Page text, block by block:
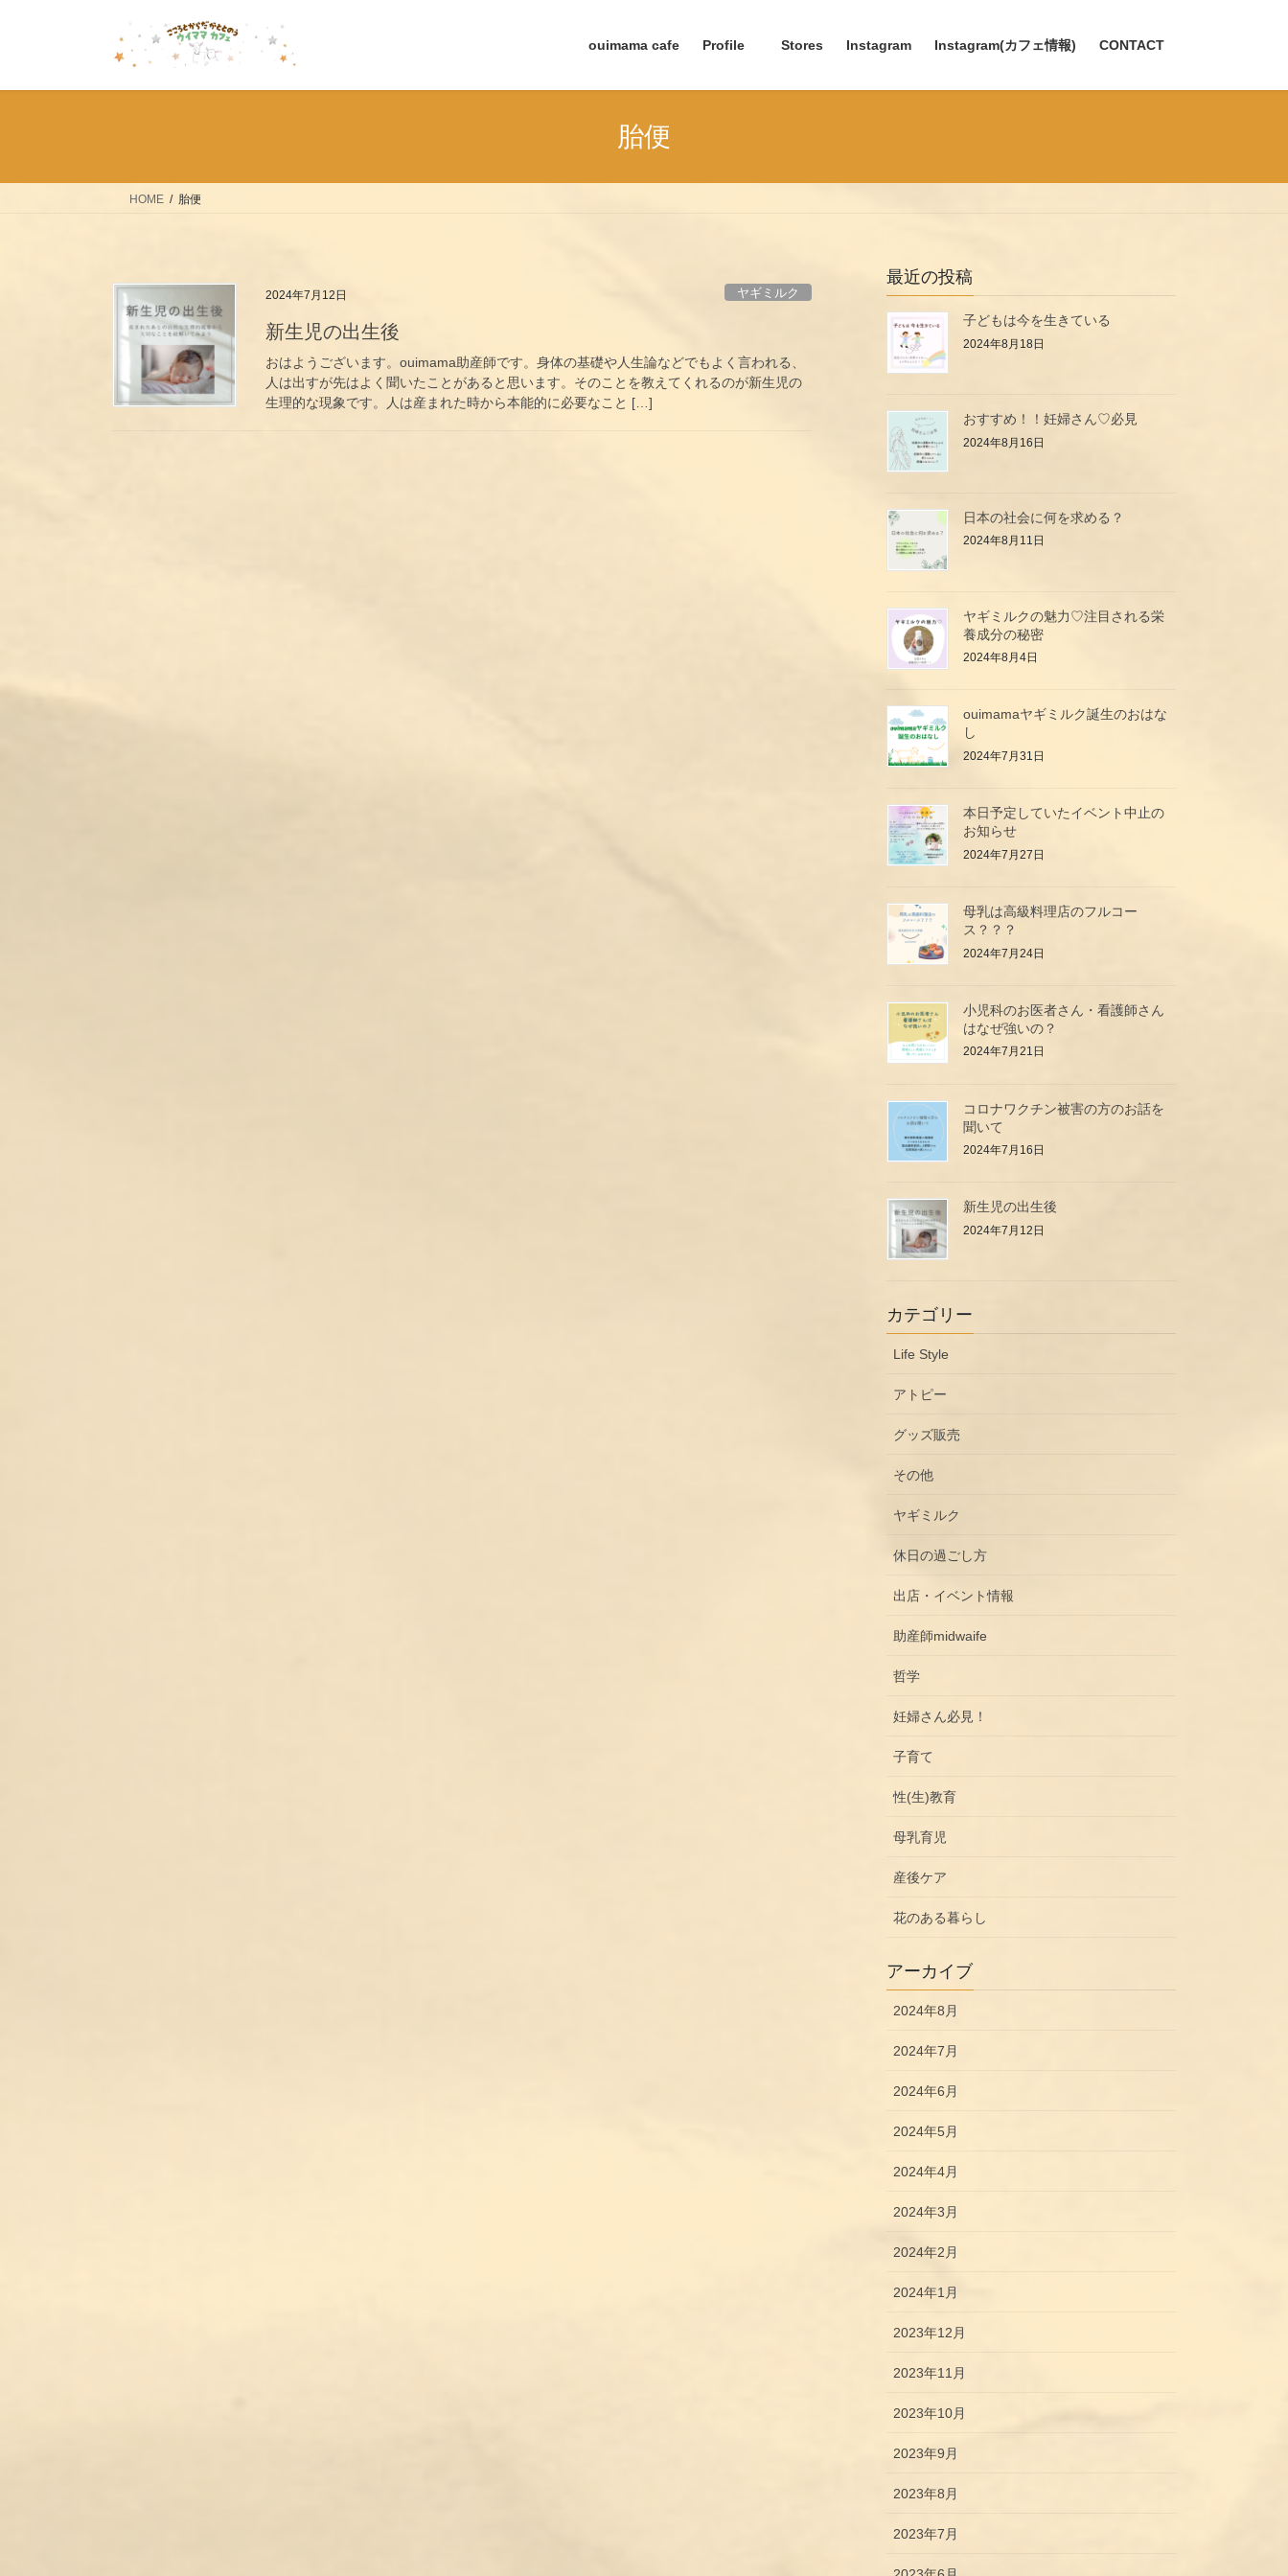
ouimama cafe Profile Stores Instagram Instagram(カフェ情報) CONTACT
胎便
HOME 胎便
2024年7月12日 ヤギミルク
新生児の出生後
おはようございます。ouimama助産師です。身体の基礎や人生論などでもよく言われる、
人は出すが先はよく聞いたことがあると思います。そのことを教えてくれるのが新生児の
生理的な現象です。人は産まれた時から本能的に必要なこと […]
最近の投稿
子どもは今を生きている
2024年8月18日
おすすめ！！妊婦さん♡必見
2024年8月16日
日本の社会に何を求める？
2024年8月11日
ヤギミルクの魅力♡注目される栄
養成分の秘密
2024年8月4日
ouimamaヤギミルク誕生のおはな
し
2024年7月31日
本日予定していたイベント中止の
お知らせ
2024年7月27日
母乳は高級料理店のフルコー
ス？？？
2024年7月24日
小児科のお医者さん・看護師さん
はなぜ強いの？
2024年7月21日
コロナワクチン被害の方のお話を
聞いて
2024年7月16日
新生児の出生後
2024年7月12日
カテゴリー
Life Style
アトピー
グッズ販売
その他
ヤギミルク
休日の過ごし方
出店・イベント情報
助産師midwaife
哲学
妊婦さん必見！
子育て
性(生)教育
母乳育児
産後ケア
花のある暮らし
アーカイブ
2024年8月
2024年7月
2024年6月
2024年5月
2024年4月
2024年3月
2024年2月
2024年1月
2023年12月
2023年11月
2023年10月
2023年9月
2023年8月
2023年7月